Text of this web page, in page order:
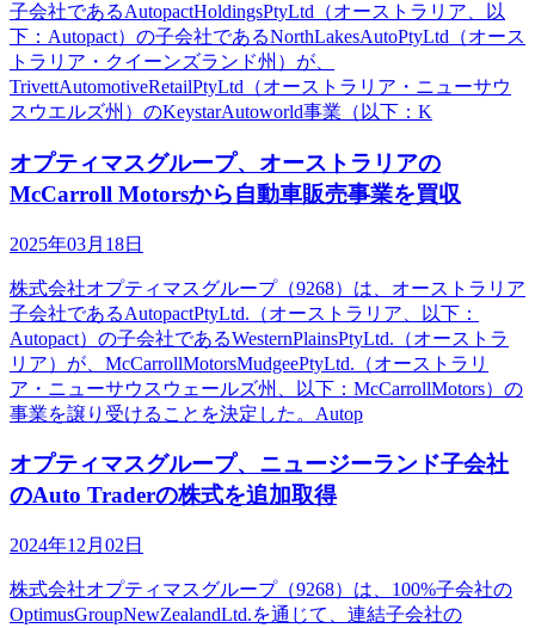
子会社であるAutopactHoldingsPtyLtd（オーストラリア、以
下：Autopact）の子会社であるNorthLakesAutoPtyLtd（オース
トラリア・クイーンズランド州）が、
TrivettAutomotiveRetailPtyLtd（オーストラリア・ニューサウ
スウエルズ州）のKeystarAutoworld事業（以下：K
オプティマスグループ、オーストラリアの
McCarroll Motorsから自動車販売事業を買収
2025年03月18日
株式会社オプティマスグループ（9268）は、オーストラリア
子会社であるAutopactPtyLtd.（オーストラリア、以下：
Autopact）の子会社であるWesternPlainsPtyLtd.（オーストラ
リア）が、McCarrollMotorsMudgeePtyLtd.（オーストラリ
ア・ニューサウスウェールズ州、以下：McCarrollMotors）の
事業を譲り受けることを決定した。Autop
オプティマスグループ、ニュージーランド子会社
のAuto Traderの株式を追加取得
2024年12月02日
株式会社オプティマスグループ（9268）は、100%子会社の
OptimusGroupNewZealandLtd.を通じて、連結子会社の